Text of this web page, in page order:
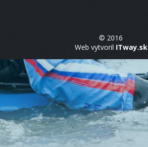
© 2016
Web vytvoril ITway.sk